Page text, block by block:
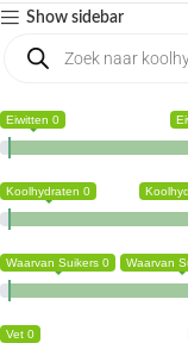
Show sidebar
Eiwitten 0
Koolhydraten 0
Waarvan Suikers 0 Waarvan
Vet 0